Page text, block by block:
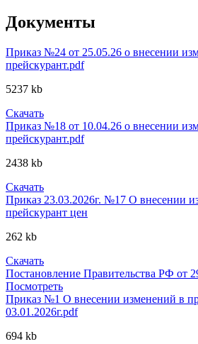
Документы
Приказ №24 от 25.05.26 о внесении
прейскурант.pdf
5237 kb
Скачать
Приказ №18 от 10.04.26 о внесении
прейскурант.pdf
2438 kb
Скачать
Приказ 23.03.2026г. №17 О внесении
прейскурант цен
262 kb
Скачать
Постановление Правительства РФ от
Посмотреть
Приказ №1 О внесении изменений в
03.01.2026г.pdf
694 kb